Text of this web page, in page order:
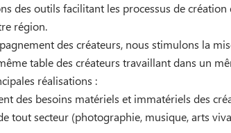
des outils facilitant les processus de
région.
des créateurs, nous stimulons la
table des créateurs travaillant dans un
réalisations :
des besoins matériels et immatériels des
tout secteur (photographie, musique, arts